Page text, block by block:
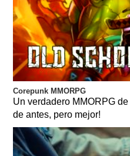
Corepunk MMORPG
Un verdadero MMORPG
de antes, pero mejor!